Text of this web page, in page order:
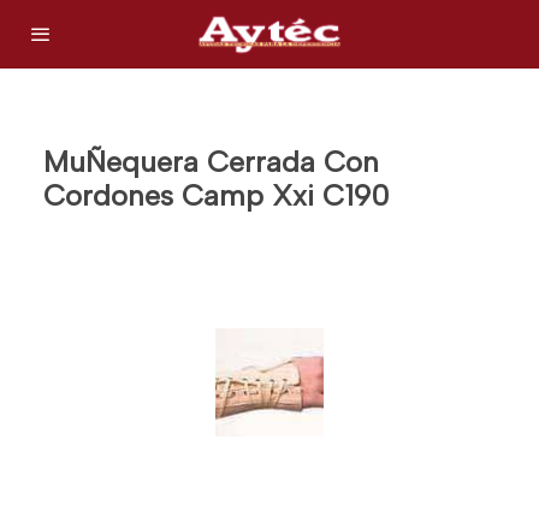
MuÑequera Cerrada Con
Cordones Camp Xxi C190